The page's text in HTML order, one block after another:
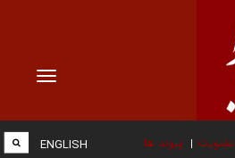
Toggle
عضویت پیوند ها ENGLISH